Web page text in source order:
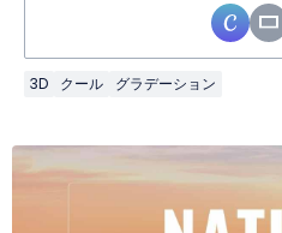
3D クール グラデーション